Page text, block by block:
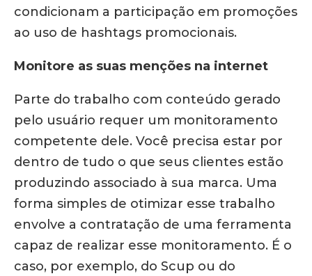
condicionam a participação em promoções
ao uso de hashtags promocionais.
Monitore as suas menções na internet
Parte do trabalho com conteúdo gerado
pelo usuário requer um monitoramento
competente dele. Você precisa estar por
dentro de tudo o que seus clientes estão
produzindo associado à sua marca. Uma
forma simples de otimizar esse trabalho
envolve a contratação de uma ferramenta
capaz de realizar esse monitoramento. É o
caso, por exemplo, do Scup ou do